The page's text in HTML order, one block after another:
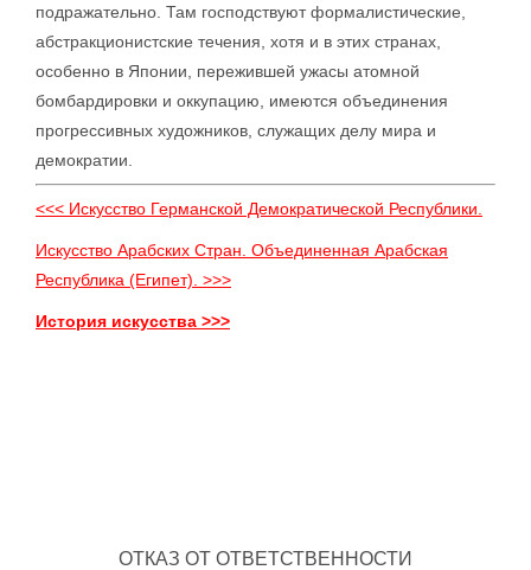
подражательно. Там господствуют формалистические,
абстракционистские течения, хотя и в этих странах,
особенно в Японии, пережившей ужасы атомной
бомбардировки и оккупацию, имеются объединения
прогрессивных художников, служащих делу мира и
демократии.
<<< Искусство Германской Демократической Республики.
Искусство Арабских Стран. Объединенная Арабская
Республика (Египет). >>>
История искусства >>>
ОТКАЗ ОТ ОТВЕТСТВЕННОСТИ